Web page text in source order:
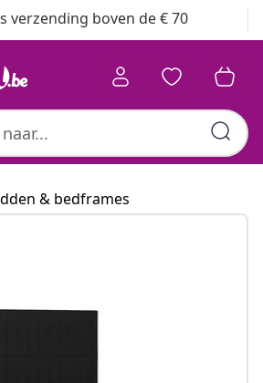
verzending boven de € 70
& bedframes